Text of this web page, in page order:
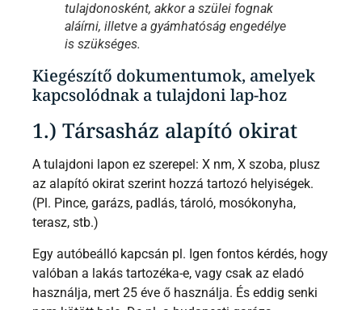
tulajdonosként, akkor a szülei fognak
aláírni, illetve a gyámhatóság engedélye
is szükséges.
Kiegészítő dokumentumok, amelyek
kapcsolódnak a tulajdoni lap-hoz
1.) Társasház alapító okirat
A tulajdoni lapon ez szerepel: X nm, X szoba, plusz
az alapító okirat szerint hozzá tartozó helyiségek.
(Pl. Pince, garázs, padlás, tároló, mosókonyha,
terasz, stb.)
Egy autóbeálló kapcsán pl. Igen fontos kérdés, hogy
valóban a lakás tartozéka-e, vagy csak az eladó
használja, mert 25 éve ő használja. És eddig senki